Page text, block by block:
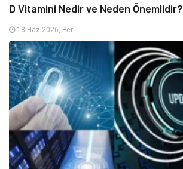
D Vitamini Nedir ve Neden Önemlidir?
18 Haz 2026, Per